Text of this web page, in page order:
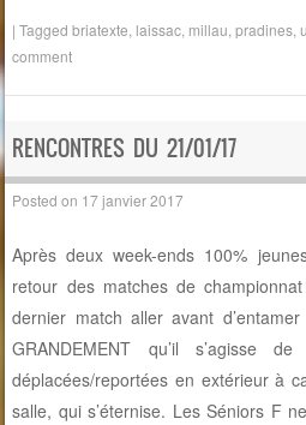
|Taggedbriatexte laissac millau ,pradines ,
comment
RENCONTRES DU 21/01/17
Posted on 17 janvier 2017
Après deux week-ends 100%
retour des matches de
dernier match aller avant
GRANDEMENT qu’il s’agisse
déplacées/reportées en extérieur à
salle, qui s’éternise. Les Séniors F